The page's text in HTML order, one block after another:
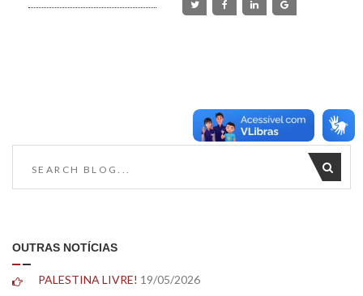
OUTRAS NOTÍCIAS
PALESTINA LIVRE! 19/05/2026